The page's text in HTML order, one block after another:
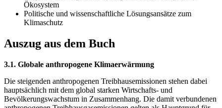
Ökosystem
Politische und wissenschaftliche Lösungsansätze zum
Klimaschutz
Auszug aus dem Buch
3.1. Globale anthropogene Klimaerwärmung
Die steigenden anthropogenen Treibhausemissionen stehen dabei
hauptsächlich mit dem global starken Wirtschafts- und
Bevölkerungswachstum in Zusammenhang. Die damit verbundenen